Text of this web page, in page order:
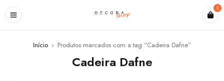
0
Início › Produtos marcados com a tag “Cadeira Dafne”
Cadeira Dafne